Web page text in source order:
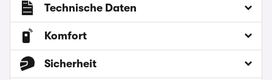
Technische Daten
Komfort
Sicherheit